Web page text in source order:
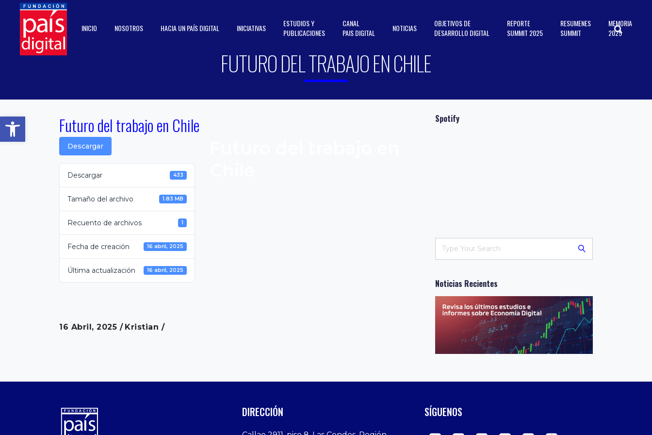
Abrir barra de herramientas
INICIO NOSOTROS HACIA UN PAÍS DIGITAL INICIATIVAS
ESTUDIOS Y
PUBLICACIONES
CANAL
PAIS DIGITAL
NOTICIAS
OBJETIVOS DE
DESARROLLO DIGITAL
REPORTE
SUMMIT 2025
RESUMENES
SUMMIT
MEMORIA
2025
FUTURO DEL TRABAJO EN CHILE
Futuro del trabajo en Chile
Descargar
Descargar 433
Tamaño del archivo 1.83 MB
Recuento de archivos 1
Fecha de creación 16 abril, 2025
Última actualización 16 abril, 2025
16 Abril, 2025 Kristian
Spotify
Noticias Recientes
DIRECCIÓN SÍGUENOS